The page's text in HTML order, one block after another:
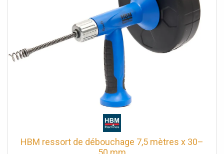
HBM ressort de débouchage 7,5 mètres x 30–